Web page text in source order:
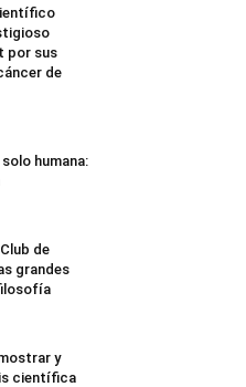
por sus
de
humana:
de
grandes
y
científica